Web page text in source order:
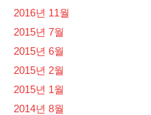
2016년 11월
2015년 7월
2015년 6월
2015년 2월
2015년 1월
2014년 8월